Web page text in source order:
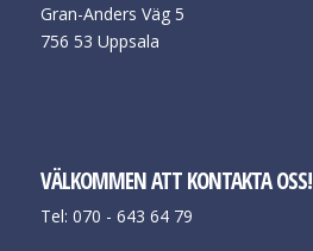
Gran-Anders Väg 5
756 53 Uppsala
VÄLKOMMEN ATT KONTAKTA OSS!
Tel: 070 - 643 64 79